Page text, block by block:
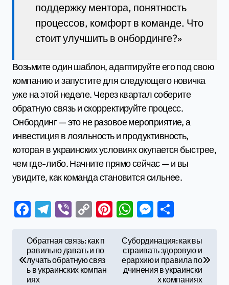
поддержку ментора, понятность
процессов, комфорт в команде. Что
стоит улучшить в онбординге?»
Возьмите один шаблон, адаптируйте его под свою
компанию и запустите для следующего новичка
уже на этой неделе. Через квартал соберите
обратную связь и скорректируйте процесс.
Онбординг — это не разовое мероприятие, а
инвестиция в лояльность и продуктивность,
которая в украинских условиях окупается быстрее,
чем где-либо. Начните прямо сейчас — и вы
увидите, как команда становится сильнее.
Facebook
Telegram
ViberCopyPinterest
WhatsApp
Обратная связь: как п
равильно давать и по
лучать обратную связ
ь в украинских компан
иях
Субординация: как вы
страивать здоровую и
ерархию и правила по
дчинения в украински
х компаниях